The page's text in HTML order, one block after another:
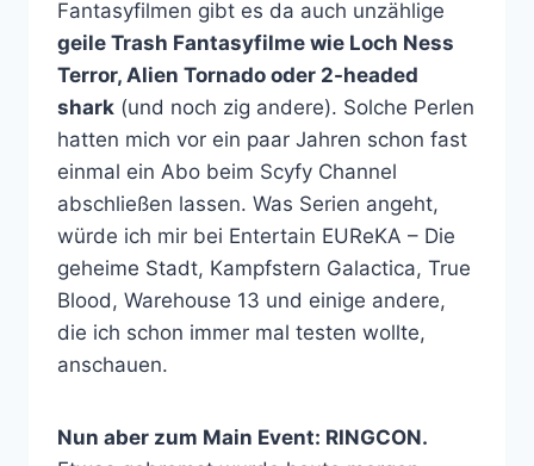
Fantasyfilmen gibt es da auch unzählige
geile Trash Fantasyfilme wie Loch Ness
Terror, Alien Tornado oder 2-headed
shark (und noch zig andere). Solche Perlen
hatten mich vor ein paar Jahren schon fast
einmal ein Abo beim Scyfy Channel
abschließen lassen. Was Serien angeht,
würde ich mir bei Entertain EUReKA – Die
geheime Stadt, Kampfstern Galactica, True
Blood, Warehouse 13 und einige andere,
die ich schon immer mal testen wollte,
anschauen.
Nun aber zum Main Event: RINGCON.